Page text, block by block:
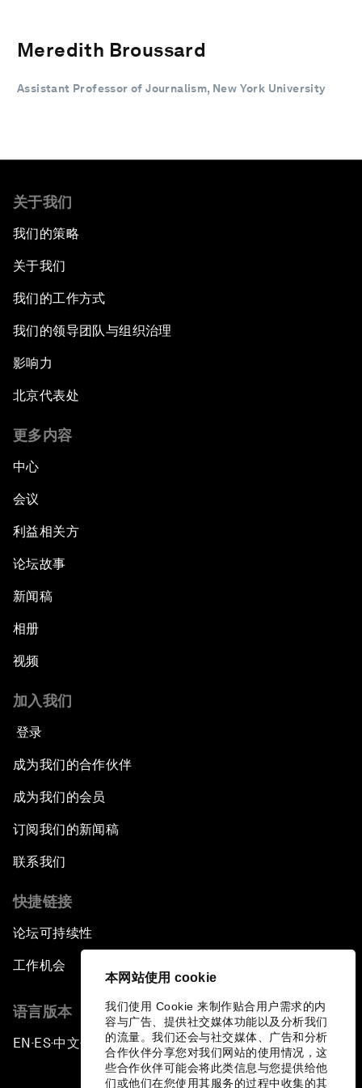
本网站使用 cookie
我们使用 Cookie 来制作贴合用户需求的内
容与广告、提供社交媒体功能以及分析我们
的流量。我们还会与社交媒体、广告和分析
合作伙伴分享您对我们网站的使用情况，这
些合作伙伴可能会将此类信息与您提供给他
们或他们在您使用其服务的过程中收集的其
Meredith Broussard
Assistant Professor of Journalism, New York University
关于我们
我们的策略
关于我们
我们的工作方式
我们的领导团队与组织治理
影响力
北京代表处
更多内容
中心
会议
利益相关方
论坛故事
新闻稿
相册
视频
加入我们
登录
成为我们的合作伙伴
成为我们的会员
订阅我们的新闻稿
联系我们
快捷链接
论坛可持续性
工作机会
语言版本
EN ▪ES▪中文▪ 日本語